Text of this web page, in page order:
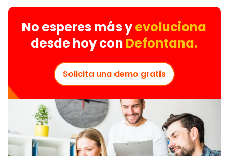
No esperes más yevoluciona
desde hoy con Defontana.
Solicita una demo gratis